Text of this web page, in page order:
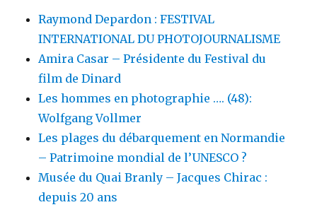
Raymond Depardon : FESTIVAL
INTERNATIONAL DU PHOTOJOURNALISME
Amira Casar – Présidente du Festival du
film de Dinard
Les hommes en photographie …. (48):
Wolfgang Vollmer
Les plages du débarquement en Normandie
– Patrimoine mondial de l’UNESCO ?
Musée du Quai Branly – Jacques Chirac :
depuis 20 ans